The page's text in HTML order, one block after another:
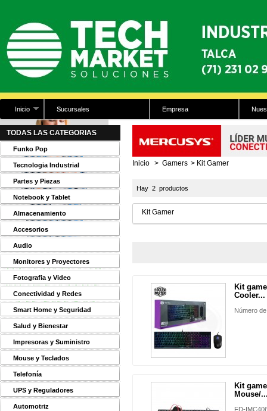
Inicio Sucursales Empresa
TODAS LAS CATEGORIAS
Funko Pop
Tecnologia Industrial
Partes y Piezas
Notebook y Tablet
Almacenamiento
Accesorios
Audio
Monitores y Proyectores
Fotografia y Video
Conectividad y Redes
Smart Home y Seguridad
Salud y Bienestar
Impresoras y Suministro
Mouse y Teclados
Telefonía
UPS y Reguladores
Automotriz
Inicio > Gamers > Kit Gamer
Hay 2 productos
Kit Gamer
Kit
Cooler...
Número
Kit
Mouse/
FD-